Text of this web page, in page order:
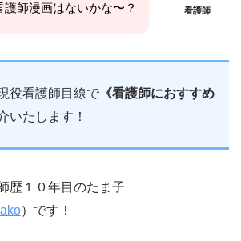
護師漫画はないかな〜？ 看護師
役看護師目線で 《看護師におすすめ
いたします！
歴１０年目のたま子
）です！